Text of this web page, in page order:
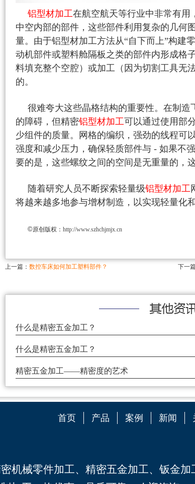
铝型材加工在航空航天等行业中非常有用
中空内部的部件，这些部件利用复杂的几何
量。由于铝型材加工方法从“自下而上”构建
动机部件或塑料舱隔板之类的部件内形成格
料填充整个空腔）或加工（因为切割工具无
的。
很难夸大这些晶格结构的重要性。在制
的障碍，但精密铝型材加工可以通过使用部
少组件的质量。网格的编织，强劲的线程可
强度和减少压力，确保轻质部件与 - 如果不
要的是，这些螺纹之间的空间是无重量的，
随着研究人员不断探索轻量级铝型材加工
将越来越多地参与增材制造，以实现轻量化
©原创版权： http://www.szhchjmjx.cn
上一篇： 数控车床如何加工塑料部件？ 下一
什么是精密五金加工？
什么是精密五金加工？
精密五金加工——精密度的艺术
首页 产品 案例 新闻
机械零件加工、 精密五金加工、 钣金加